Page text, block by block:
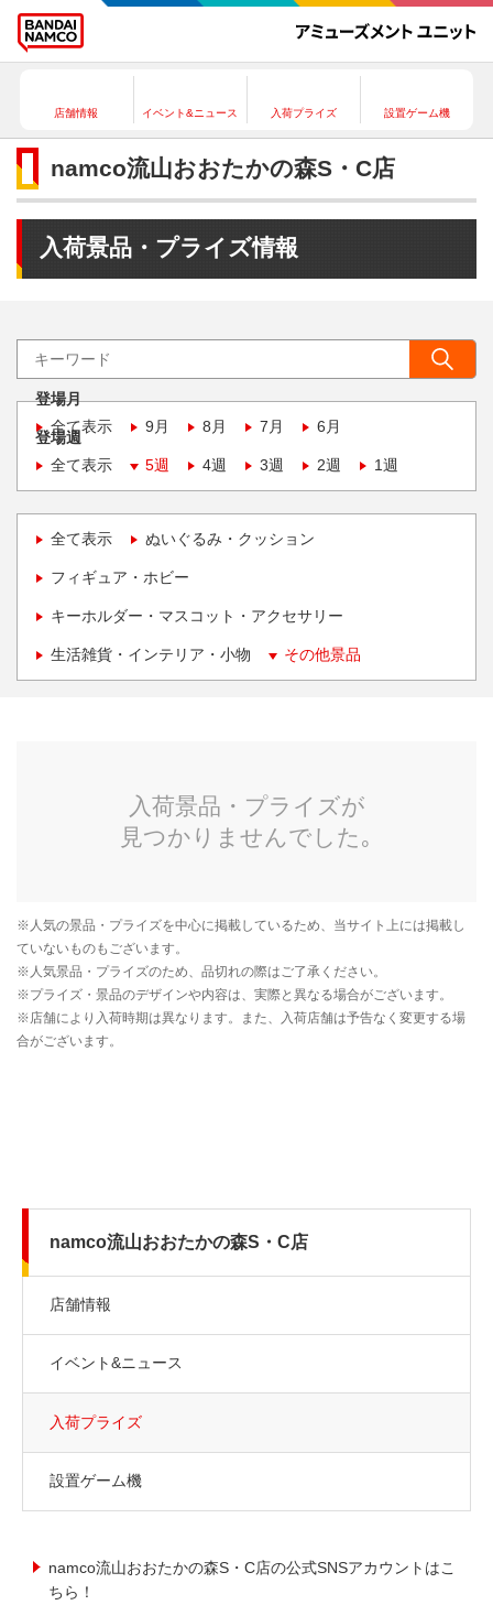
店舗情報 イベント&ニュース 入荷プライズ 設置ゲーム機
namco流山おおたかの森S・C店
入荷景品・プライズ情報
登場月
全て表示
9月 8月 7月 6月
登場週
全て表示
5週 4週 3週 2週 1週
全て表示 ぬいぐるみ・クッション
フィギュア・ホビー
キーホルダー・マスコット・アクセサリー
生活雑貨・インテリア・小物 その他景品
namco流山おおたかの森S・C店
店舗情報
イベント&ニュース
入荷プライズ
設置ゲーム機
namco流山おおたかの森S・C店の公式SNSアカウントはこ
ちら！